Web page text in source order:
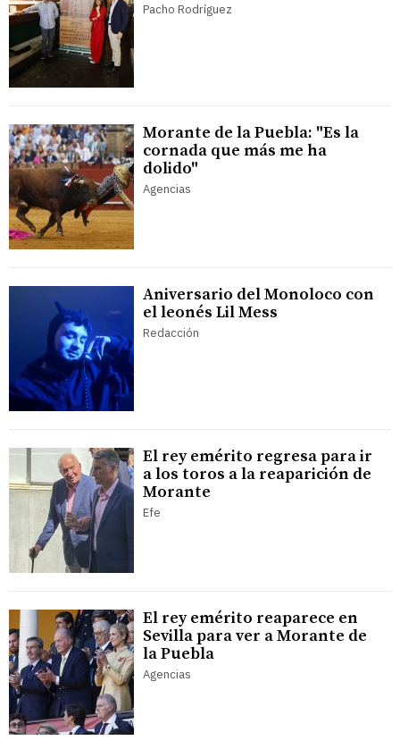
Pacho Rodríguez
Morante de la Puebla: "Es la
cornada que más me ha
dolido"
Agencias
Aniversario del Monoloco con
el leonés Lil Mess
Redacción
El rey emérito regresa para ir
a los toros a la reaparición de
Morante
Efe
El rey emérito reaparece en
Sevilla para ver a Morante de
la Puebla
Agencias